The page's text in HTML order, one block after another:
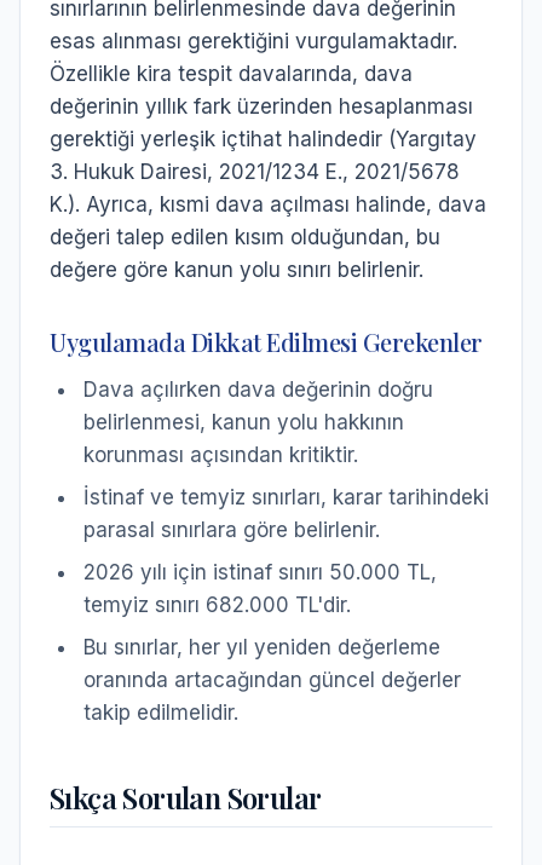
sınırlarının belirlenmesinde dava değerinin
esas alınması gerektiğini vurgulamaktadır.
Özellikle kira tespit davalarında, dava
değerinin yıllık fark üzerinden hesaplanması
gerektiği yerleşik içtihat halindedir (Yargıtay
3. Hukuk Dairesi, 2021/1234 E., 2021/5678
K.). Ayrıca, kısmi dava açılması halinde, dava
değeri talep edilen kısım olduğundan, bu
değere göre kanun yolu sınırı belirlenir.
Uygulamada Dikkat Edilmesi Gerekenler
Dava açılırken dava değerinin doğru
belirlenmesi, kanun yolu hakkının
korunması açısından kritiktir.
İstinaf ve temyiz sınırları, karar tarihindeki
parasal sınırlara göre belirlenir.
2026 yılı için istinaf sınırı 50.000 TL,
temyiz sınırı 682.000 TL'dir.
Bu sınırlar, her yıl yeniden değerleme
oranında artacağından güncel değerler
takip edilmelidir.
Sıkça Sorulan Sorular